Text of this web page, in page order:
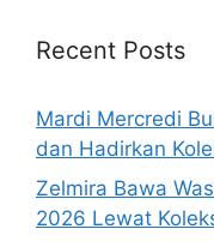
Recent Posts
Mardi Mercredi
dan Hadirkan
Zelmira Bawa
2026 Lewat